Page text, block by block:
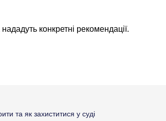
конкретні рекомендації.
та як захиститися у суді